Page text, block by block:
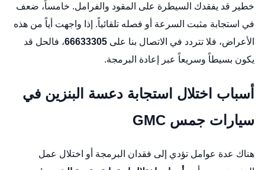
خطير قد يفقدك السيطرة على المقود والفرامل. خامساً، ضعف
في استجابة مثبت السرعة أو فصله تلقائياً. إذا واجهت أياً من هذه
الأعراض، فلا تتردد في الاتصال بنا على 66633305، فالحل قد
يكون بسيطاً وسريعاً عبر إعادة البرمجة.
أسباب اختلال استجابة دعسة البنزين في
سيارات جمس GMC
هناك عدة عوامل تؤدي إلى فقدان البرمجة أو اختلال عمل